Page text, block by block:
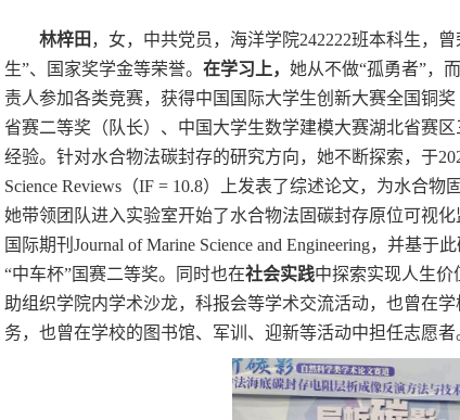
林梓田 ， 女，中共党员，海洋学院242222班本科生， 曾
生”、国家奖学金等荣誉。 在学习上， 她从不做“孤勇者”，
责人参加各类竞赛，获得中国国际大学生创新大赛全国铜奖
省赛二等奖（队长）、中国大学生数学建模大赛湖北省赛
经验。针对水合物法碳封存的研究方向， 她不断探索，于
Science Reviews （IF = 10.8）上发表了综述论文，为水合物
她带领团队进入实验室开始了水合物法固碳封存原位可视
国际期刊 Journal of Marine Science and Engineering，并基于
“中车杯”国赛二等奖。
同时也在社会实践中探索实现人生价
助组织学院内学术沙龙，科报会等学术交流活动，也曾在
务，也曾在学校的图书馆、军训、迎新等活动中担任志愿者